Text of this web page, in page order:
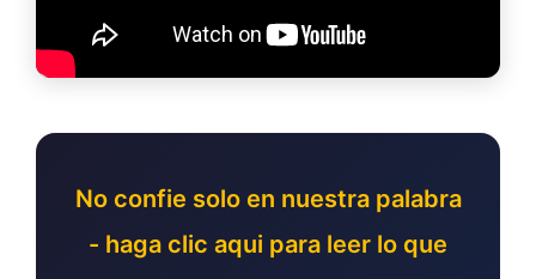
No confie solo en nuestra palabra
- haga clic aqui para leer lo que